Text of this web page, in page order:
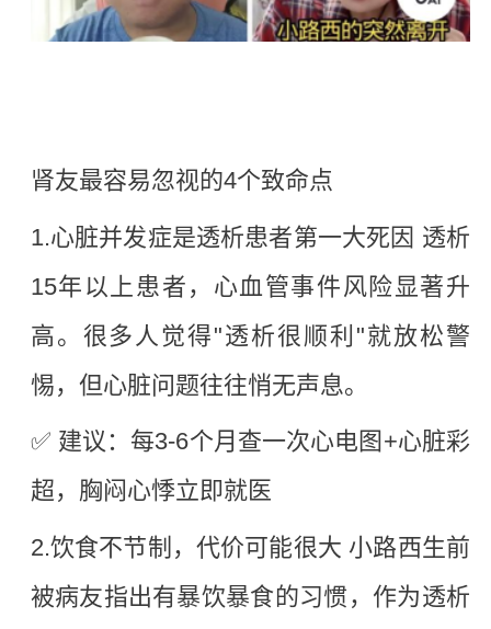
肾友最容易忽视的4个致命点
1.心脏并发症是透析患者第一大死因 透析
15年以上患者，心血管事件风险显著升
高。很多人觉得"透析很顺利"就放松警
惕，但心脏问题往往悄无声息。
✅ 建议：每3-6个月查一次心电图+心脏彩
超，胸闷心悸立即就医
2.饮食不节制，代价可能很大 小路西生前
被病友指出有暴饮暴食的习惯，作为透析